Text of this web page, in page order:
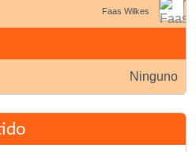
Faas Wilkes
Ninguno